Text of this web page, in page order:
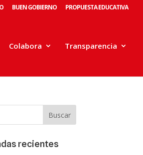
BUEN GOBIERNO PROPUESTA EDUCATIVA
Colabora Transparencia
recientes